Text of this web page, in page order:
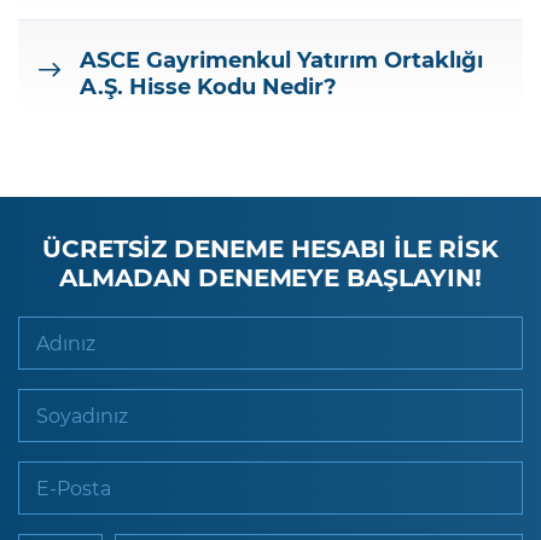
ASCE Gayrimenkul Yatırım Ortaklığı
A.Ş. Hisse Kodu Nedir?
ÜCRETSİZ DENEME HESABI İLE RİSK
ALMADAN DENEMEYE BAŞLAYIN!
Adınız
Soyadınız
E-Posta